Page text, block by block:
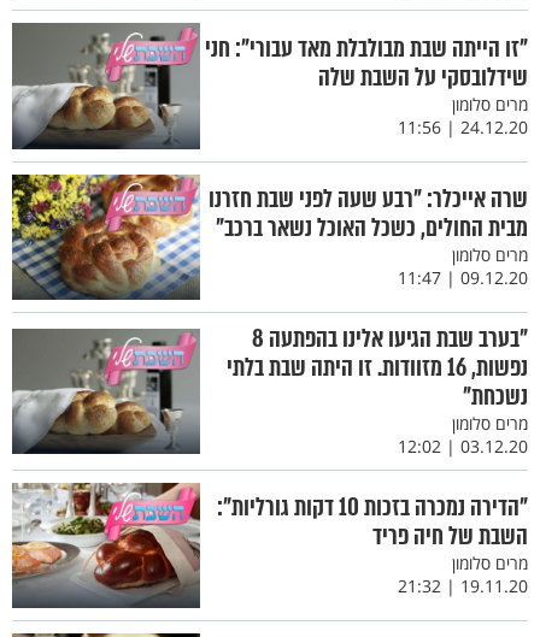
"זו הייתה שבת מבולבלת מאד עבורי": חני
שידלובסקי על השבת שלה
מרים סלומון
24.12.20 | 11:56
שרה אייכלר: "רבע שעה לפני שבת חזרנו
מבית החולים, כשכל האוכל נשאר ברכב"
מרים סלומון
09.12.20 | 11:47
"בערב שבת הגיעו אלינו בהפתעה 8
נפשות, 16 מזוודות. זו היתה שבת בלתי
נשכחת"
מרים סלומון
03.12.20 | 12:02
"הדירה נמכרה בזכות 10 דקות גורליות":
השבת של חיה פריד
מרים סלומון
19.11.20 | 21:32